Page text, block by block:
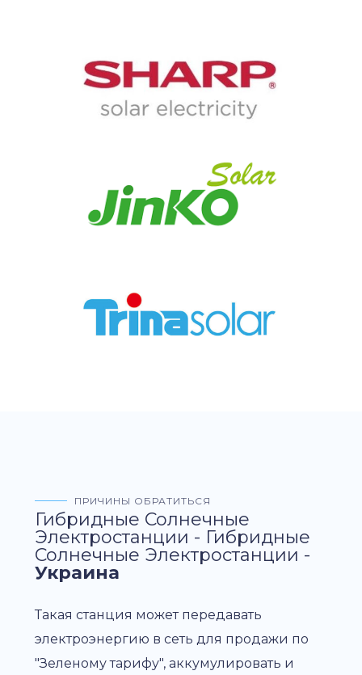
ПРИЧИНЫ ОБРАТИТЬСЯ
Гибридные Солнечные
Электростанции - Гибридные
Солнечные Электростанции -
Украина
Такая станция может передавать
электроэнергию в сеть для продажи по
"Зеленому тарифу", аккумулировать и